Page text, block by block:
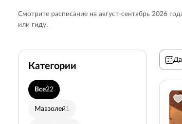
Смотрите расписание на август-сентябрь 2026
или гиду.
Категории
Все22
Мавзолей1
Дворы и
Красная